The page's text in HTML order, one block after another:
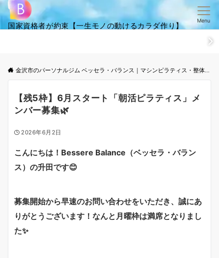
国家資格者が約束【一生モノの動けるカラダ作り】
Menu
ご来店からお帰りまでの
金沢市のパーソナルジム ベッセラ・バランス｜マシンピラティス・整体│根本改善と体幹トレーニング
【残5枠】6月スタート「朝活ピラティス」メ
ンバー募集🌿
2026年6月2日
こんにちは！Bessere Balance（ベッセラ・バラン
ス）の升田です😊
募集開始から早速のお問い合わせをいただき、誠にあ
りがとうございます！なんと月曜枠は満席となりまし
た✨